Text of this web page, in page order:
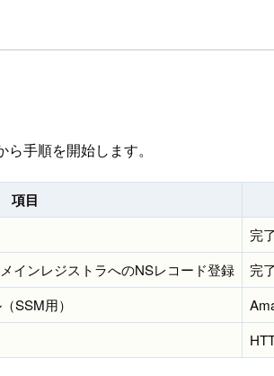
手順を開始します。
項目
完
インレジストラへのNSレコード登録
完
SSM用）